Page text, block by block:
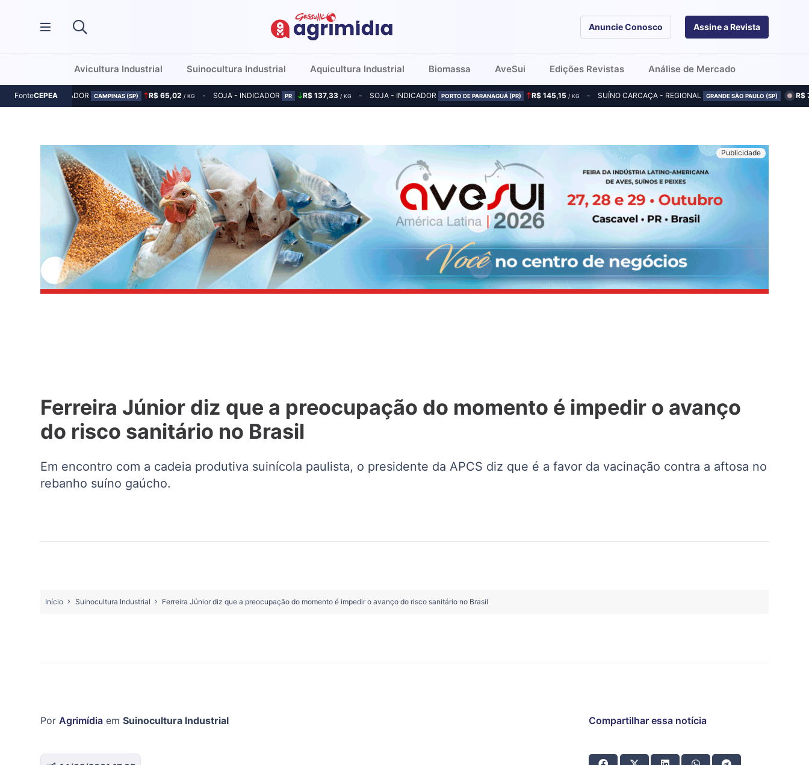
Anuncie Conosco Assine a Revista
Avicultura Industrial Suinocultura Industrial Aquicultura Industrial Biomassa AveSui Edições Revistas Análise de Mercado
FonteCEPEA
MILHO - INDICADOR CAMPINAS (SP) R$ 65,02 / KG SOJA - INDICADOR PR R$ 137,33/ KG SOJA - INDICADOR PORTO DE PARANAGUÁ (PR) R$ 145,15 / KG SUÍNO CARCAÇA - REGIONAL GRANDE SÃO PAULO (SP) R$
Ferreira Júnior diz que a preocupação do momento é impedir o avanço
do risco sanitário no Brasil
Em encontro com a cadeia produtiva suinícola paulista, o presidente da APCS diz que é a favor da vacinação contra a aftosa no
rebanho suíno gaúcho.
Início Suinocultura Industrial Ferreira Júnior diz que a preocupação do momento é impedir o avanço do risco sanitário no Brasil
Por Agrimídia em Suinocultura Industrial Compartilhar essa notícia